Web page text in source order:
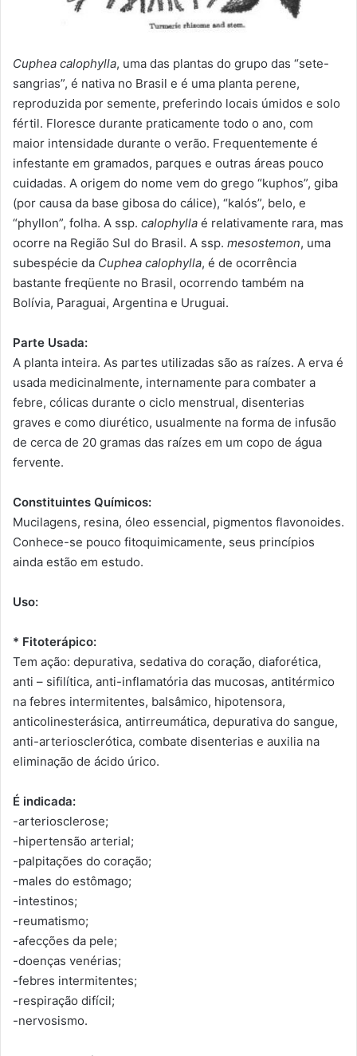
Cuphea calophylla, uma das plantas do grupo das “sete-
sangrias”, é nativa no Brasil e é uma planta perene,
reproduzida por semente, preferindo locais úmidos e solo
fértil. Floresce durante praticamente todo o ano, com
maior intensidade durante o verão. Frequentemente é
infestante em gramados, parques e outras áreas pouco
cuidadas. A origem do nome vem do grego “kuphos”, giba
(por causa da base gibosa do cálice), “kalós”, belo, e
“phyllon”, folha. A ssp. calophylla é relativamente rara, mas
ocorre na Região Sul do Brasil. A ssp. mesostemon, uma
subespécie da Cuphea calophylla, é de ocorrência
bastante freqüente no Brasil, ocorrendo também na
Bolívia, Paraguai, Argentina e Uruguai.
Parte Usada:
A planta inteira. As partes utilizadas são as raízes. A erva é
usada medicinalmente, internamente para combater a
febre, cólicas durante o ciclo menstrual, disenterias
graves e como diurético, usualmente na forma de infusão
de cerca de 20 gramas das raízes em um copo de água
fervente.
Constituintes Químicos:
Mucilagens, resina, óleo essencial, pigmentos flavonoides.
Conhece-se pouco fitoquimicamente, seus princípios
ainda estão em estudo.
Uso:
* Fitoterápico:
Tem ação: depurativa, sedativa do coração, diaforética,
anti – sifilítica, anti-inflamatória das mucosas, antitérmico
na febres intermitentes, balsâmico, hipotensora,
anticolinesterásica, antirreumática, depurativa do sangue,
anti-arteriosclerótica, combate disenterias e auxilia na
eliminação de ácido úrico.
É indicada:
-arteriosclerose;
-hipertensão arterial;
-palpitações do coração;
-males do estômago;
-intestinos;
-reumatismo;
-afecções da pele;
-doenças venérias;
-febres intermitentes;
-respiração difícil;
-nervosismo.